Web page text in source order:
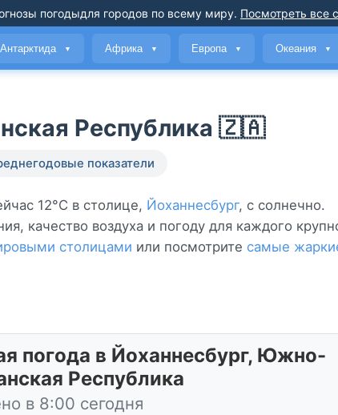
погодыдля городов по всему миру. Посмотреть все
Антарктида ▼ Африка ▼ Европа ▼ Океания ▼
Республика 🇿🇦
показатели
12°C в столице, Йоханнесбург, с солнечно.
качество воздуха и погоду для каждого
столицами или посмотрите самые
погода в Йоханнесбург, Южно-
Республика
в 8:00 сегодня